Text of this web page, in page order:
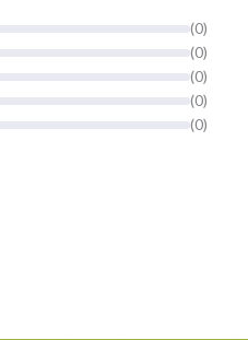
(0)
(0)
(0)
(0)
(0)